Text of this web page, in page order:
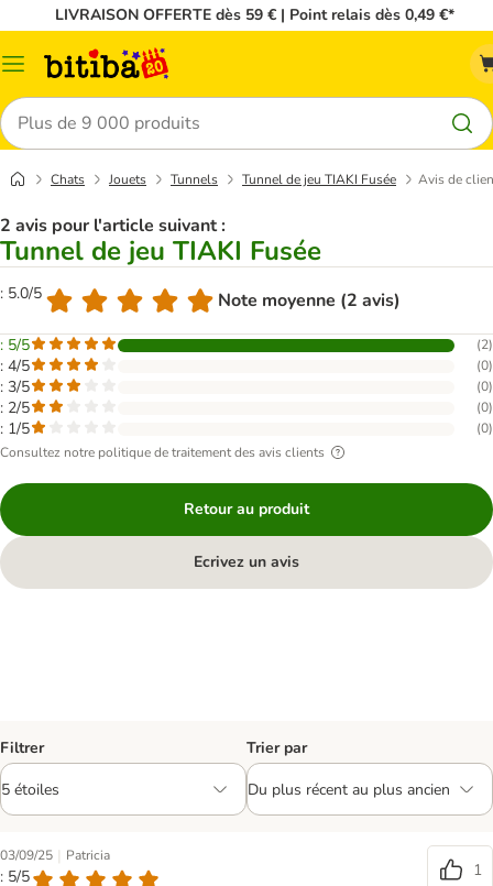
LIVRAISON OFFERTE dès 59 € | Point relais dès 0,49 €*
Menu
Rechercher
Chats Jouets Tunnels Tunnel de jeu TIAKI Fusée Avis de
2 avis pour l'article suivant :
Tunnel de jeu TIAKI Fusée
: 5.0/5 Note moyenne (2 avis)
: 5/5 (2)
: 4/5 (0)
: 3/5 (0)
: 2/5 (0)
: 1/5 (0)
Consultez notre politique de traitement des avis clients
Retour au produit
Ecrivez un avis
Filtrer Trier par
03/09/25 | Patricia
: 5/5
1